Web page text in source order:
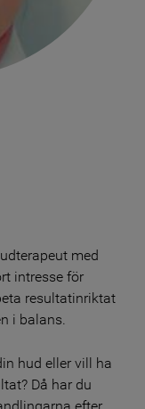
med
intresse för
resultatinriktat
i balans.
hud eller vill ha
Då har du